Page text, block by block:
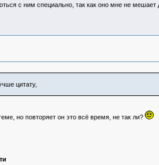
с ним специально, так как оно мне не мешает
цитату,
но повторяет он это всё время, не так ли?